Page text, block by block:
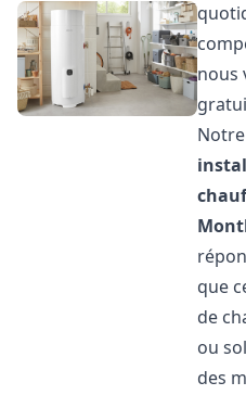
nous
que
de
ou
des